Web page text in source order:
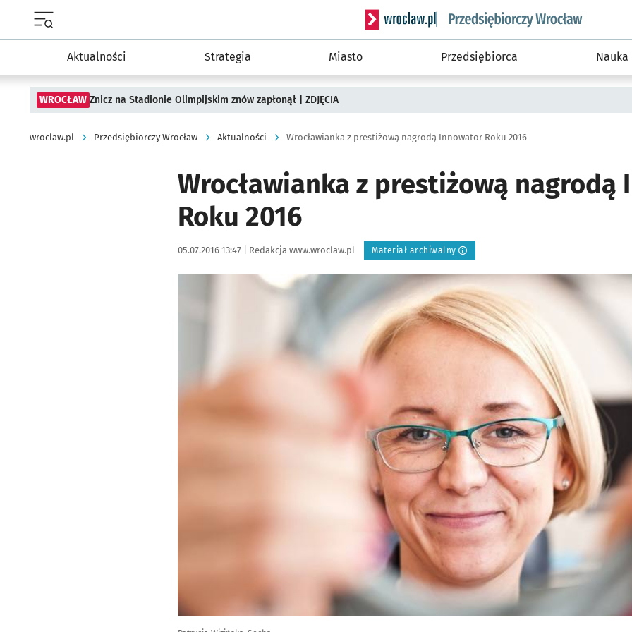
Serwis informacyjny wroclaw.pl podserwis:
Aktualności Strategia Miasto Przedsiębiorca Nauka
WROCŁAW Znicz na Stadionie Olimpijskim znów zapłonął | ZDJĘCIA
wroclaw.pl Przedsiębiorczy Wrocław Aktualności Wrocławianka z prestiżową nagrodą Innowator Roku 2016
Wrocławianka z prestiżową nagrodą
Roku 2016
Data publikacji:
05.07.2016 13:47 | Autor:
Redakcja www.wroclaw.pl Materiał archiwalny
Kliknij, aby powiększyć